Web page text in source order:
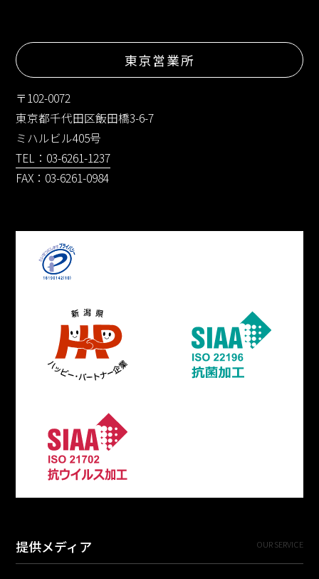
東京営業所
〒102-0072
東京都千代田区飯田橋3-6-7
ミハルビル405号
TEL：03-6261-1237
FAX：03-6261-0984
提供メディア OUR SERVICE